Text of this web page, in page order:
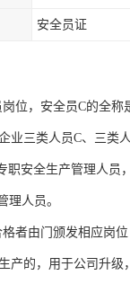
安全员证
位，安全员C的全称
业三类人员C、三类人
职安全生产管理人员
理人员。
者由门颁发相应岗
产的，用于公司升级